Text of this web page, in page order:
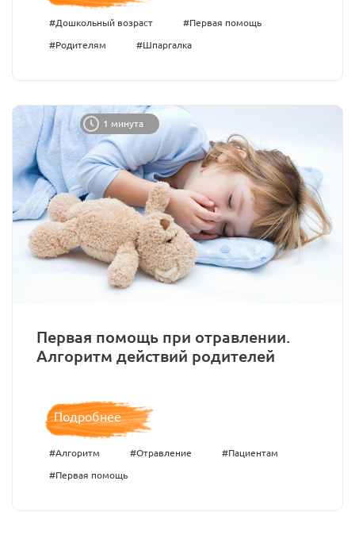
#Дошкольный возраст #Первая помощь
#Родителям #Шпаргалка
1 минута
Первая помощь при отравлении.
Алгоритм действий родителей
Подробнее
#Алгоритм #Отравление #Пациентам
#Первая помощь